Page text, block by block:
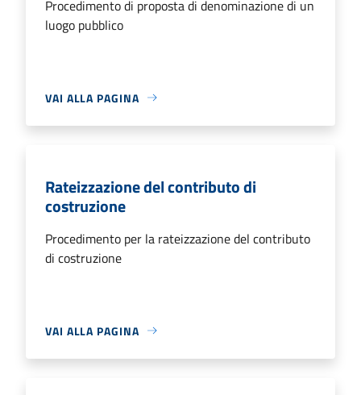
Procedimento di proposta di denominazione di un
luogo pubblico
VAI ALLA PAGINA
Rateizzazione del contributo di
costruzione
Procedimento per la rateizzazione del contributo
di costruzione
VAI ALLA PAGINA